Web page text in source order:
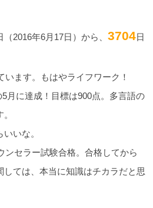
2016年6月17日）から、 3704日
ます。もはやライフワーク！
月に達成！目標は900点。多言語の
いな。
ンセラー試験合格。合格してから
ては、本当に知識はチカラだと思